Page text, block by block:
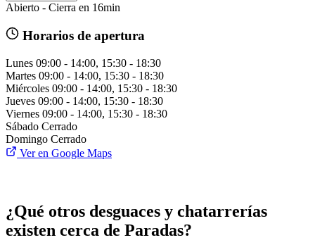
Abierto - Cierra en 16min
Horarios de apertura
Lunes 09:00 - 14:00, 15:30 - 18:30
Martes 09:00 - 14:00, 15:30 - 18:30
Miércoles 09:00 - 14:00, 15:30 - 18:30
Jueves 09:00 - 14:00, 15:30 - 18:30
Viernes 09:00 - 14:00, 15:30 - 18:30
Sábado Cerrado
Domingo Cerrado
Ver en Google Maps
¿Qué otros desguaces y chatarrerías
existen cerca de Paradas?